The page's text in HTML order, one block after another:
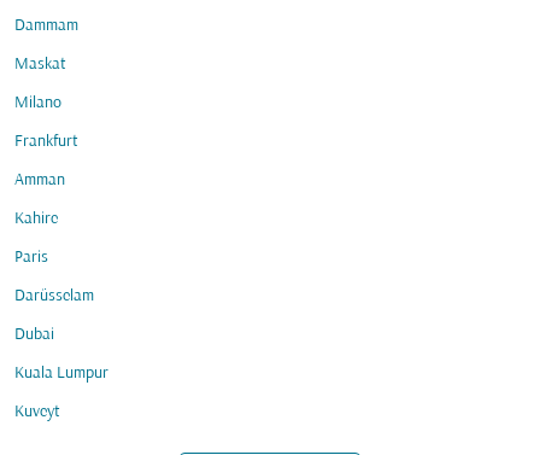
Dammam
Maskat
Milano
Frankfurt
Amman
Kahire
Paris
Darüsselam
Dubai
Kuala Lumpur
Kuveyt